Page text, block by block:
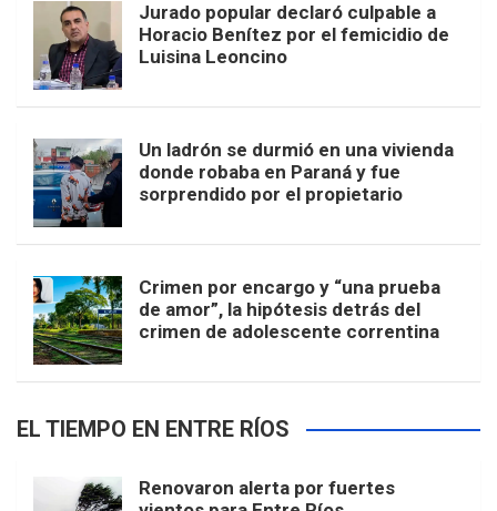
Jurado popular declaró culpable a
Horacio Benítez por el femicidio de
Luisina Leoncino
Un ladrón se durmió en una vivienda
donde robaba en Paraná y fue
sorprendido por el propietario
Crimen por encargo y “una prueba
de amor”, la hipótesis detrás del
crimen de adolescente correntina
EL TIEMPO EN ENTRE RÍOS
Renovaron alerta por fuertes